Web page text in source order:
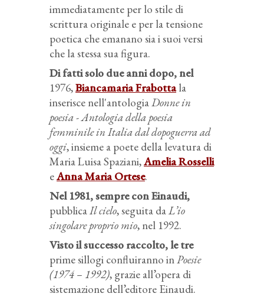
immediatamente per lo stile di
scrittura originale e per la tensione
poetica che emanano sia i suoi versi
che la stessa sua figura.
Di fatti solo due anni dopo, nel
1976,Biancamaria Frabottala
inserisce nell'antologiaDonne in
poesia - Antologia della poesia
femminile in Italia dal dopoguerra ad
oggi, insieme a poete della levatura di
Maria Luisa Spaziani,Amelia Rosselli
eAnna Maria Ortese.
Nel 1981, sempre con Einaudi,
pubblicaIl cielo, seguita daL’io
singolare proprio mio, nel 1992.
Visto il successo raccolto, le tre
prime sillogi confluiranno inPoesie
(1974 – 1992), grazie all’opera di
sistemazione dell’editore Einaudi.